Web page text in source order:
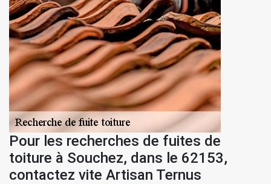
Pour les recherches de fuites de
toiture à Souchez, dans le 62153,
contactez vite Artisan Ternus